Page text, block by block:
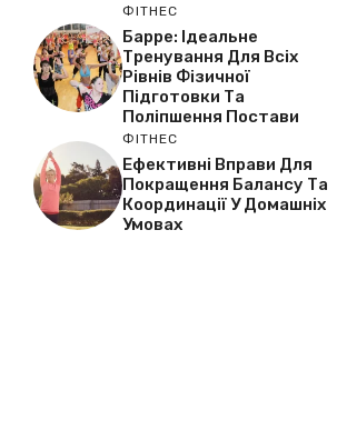
ФІТНЕС
Барре: Ідеальне
Тренування Для Всіх
Рівнів Фізичної
Підготовки Та
Поліпшення Постави
ФІТНЕС
Ефективні Вправи Для
Покращення Балансу Та
Координації У Домашніх
Умовах